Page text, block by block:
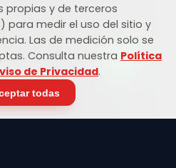
propias y de terceros
para medir el uso del sitio y
Las de medición solo se
Consulta nuestra Política
de Privacidad.
todas